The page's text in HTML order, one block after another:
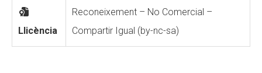
Llicència
Reconeixement – No Comercial –
Compartir Igual (by-nc-sa)